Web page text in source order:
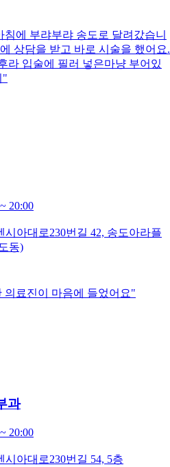
에 부랴부랴 송도로 달려갔습니
상담을 받고 바로 시술을 했어요.
라 입술에 필러 넣은마냥 부어있
"
20:00
아대로230번길 42, 송도아라플
동)
의료진이 마음에 들었어요"
과
20:00
아대로230번길 54, 5층